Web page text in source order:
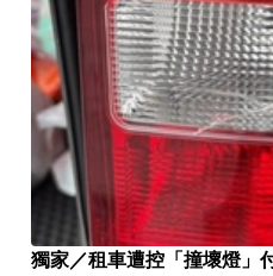
獨家／租車遭控「撞壞燈」